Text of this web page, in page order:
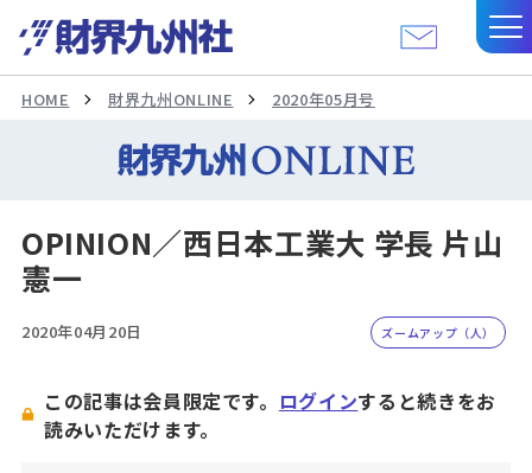
HOME 財界九州ONLINE 2020年05月号
OPINION／西日本工業大 学長 片山
憲一
2020年04月20日 ズームアップ（人）
この記事は会員限定です。 ログインすると続きをお
読みいただけます。